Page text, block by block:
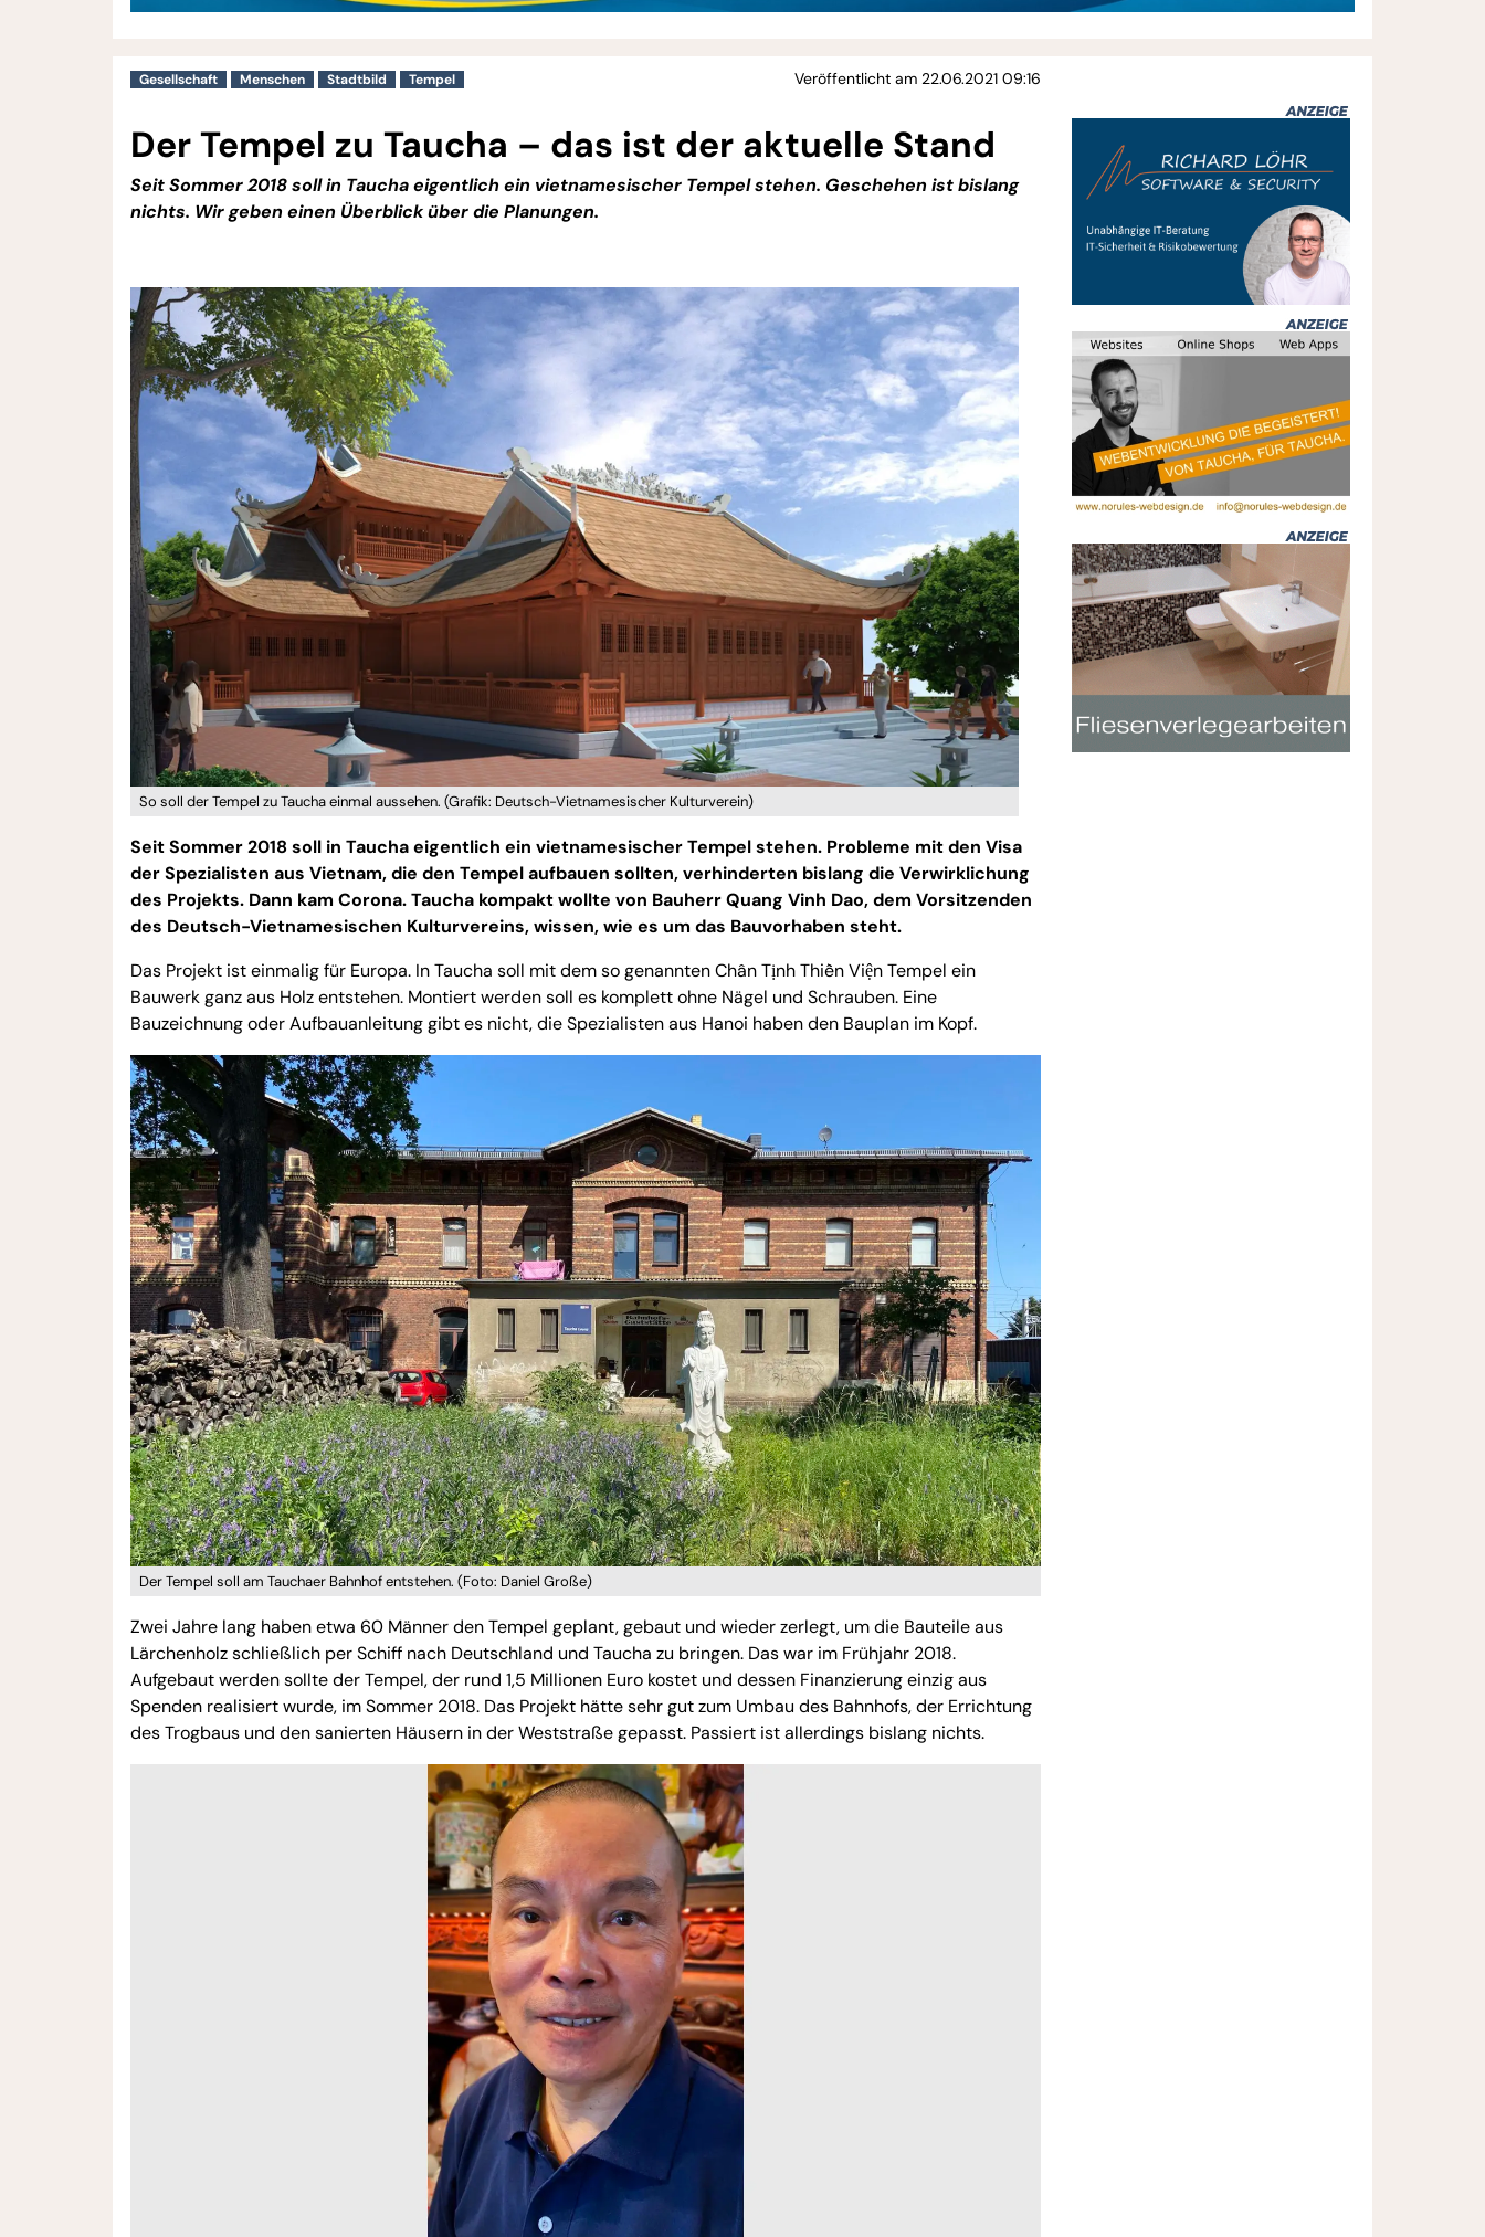
Gesellschaft Menschen Stadtbild Tempel Veröffentlicht am 22.06.2021 09:16
Der Tempel zu Taucha – das ist der aktuelle Stand
Seit Sommer 2018 soll in Taucha eigentlich ein vietnamesischer Tempel stehen. Geschehen ist bislang
nichts. Wir geben einen Überblick über die Planungen.
So soll der Tempel zu Taucha einmal aussehen. (Grafik: Deutsch-Vietnamesischer Kulturverein)
Seit Sommer 2018 soll in Taucha eigentlich ein vietnamesischer Tempel stehen. Probleme mit den Visa
der Spezialisten aus Vietnam, die den Tempel aufbauen sollten, verhinderten bislang die Verwirklichung
des Projekts. Dann kam Corona. Taucha kompakt wollte von Bauherr Quang Vinh Dao, dem Vorsitzenden
des Deutsch-Vietnamesischen Kulturvereins, wissen, wie es um das Bauvorhaben steht.
Das Projekt ist einmalig für Europa. In Taucha soll mit dem so genannten Chân Tịnh Thiền Viện Tempel ein
Bauwerk ganz aus Holz entstehen. Montiert werden soll es komplett ohne Nägel und Schrauben. Eine
Bauzeichnung oder Aufbauanleitung gibt es nicht, die Spezialisten aus Hanoi haben den Bauplan im Kopf.
Der Tempel soll am Tauchaer Bahnhof entstehen. (Foto: Daniel Große)
Zwei Jahre lang haben etwa 60 Männer den Tempel geplant, gebaut und wieder zerlegt, um die Bauteile aus
Lärchenholz schließlich per Schiff nach Deutschland und Taucha zu bringen. Das war im Frühjahr 2018.
Aufgebaut werden sollte der Tempel, der rund 1,5 Millionen Euro kostet und dessen Finanzierung einzig aus
Spenden realisiert wurde, im Sommer 2018. Das Projekt hätte sehr gut zum Umbau des Bahnhofs, der Errichtung
des Trogbaus und den sanierten Häusern in der Weststraße gepasst. Passiert ist allerdings bislang nichts.